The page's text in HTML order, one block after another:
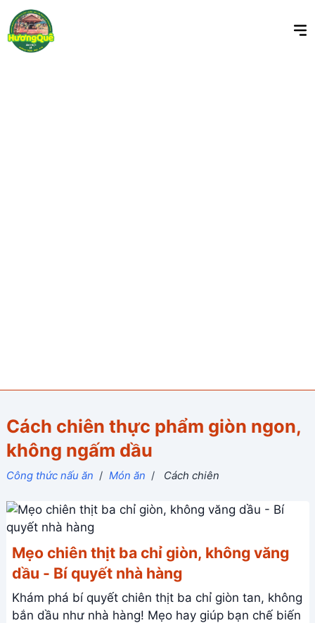
Cách chiên thực phẩm giòn ngon,
không ngấm dầu
Công thức nấu ăn / Món ăn / Cách chiên
Mẹo chiên thịt ba chỉ giòn, không văng
dầu - Bí quyết nhà hàng
Khám phá bí quyết chiên thịt ba chỉ giòn tan, không
bắn dầu như nhà hàng! Mẹo hay giúp bạn chế biến